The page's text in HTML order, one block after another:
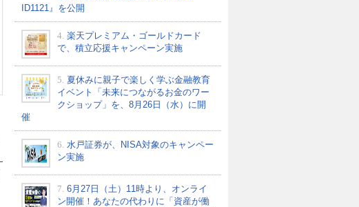
ID1121』を公開
4. 楽天プレミアム・ゴールドカード
で、積立応援キャンペーン実施
5. 夏休みに親子で楽しく学ぶ金融教育
イベント「未来につながるお金のワー
クショップ」を、8月26日（水）に開
催
6. 水戸証券が、NISA対象のキャンペー
ン実施
7. 6月27日（土）11時より、オンライ
ン開催！あなたの代わりに「資産が働